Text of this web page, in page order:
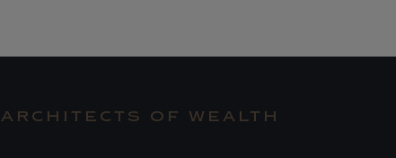
ARCHITECTS OF WEALTH